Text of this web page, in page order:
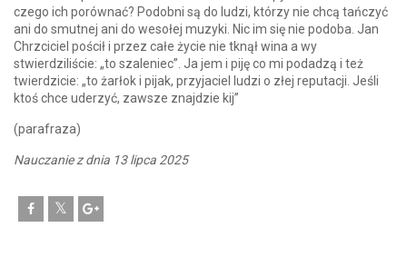
czego ich porównać? Podobni są do ludzi, którzy nie chcą tańczyć
ani do smutnej ani do wesołej muzyki. Nic im się nie podoba. Jan
Chrzciciel pościł i przez całe życie nie tknął wina a wy
stwierdziliście: „to szaleniec”. Ja jem i piję co mi podadzą i też
twierdzicie: „to żarłok i pijak, przyjaciel ludzi o złej reputacji. Jeśli
ktoś chce uderzyć, zawsze znajdzie kij”
(parafraza)
Nauczanie z dnia 13 lipca 2025